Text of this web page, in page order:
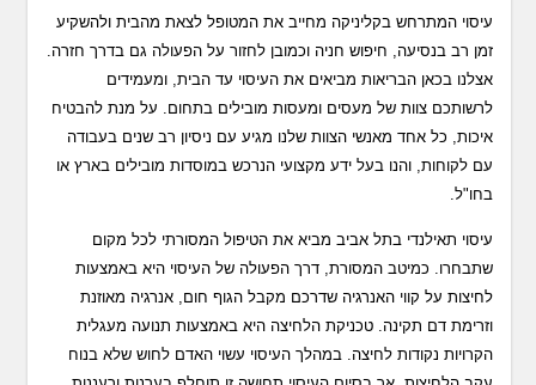
עיסוי המתרחש בקליניקה מחייב את המטופל לצאת מהבית ולהשקיע
זמן רב בנסיעה, חיפוש חניה וכמובן לחזור על הפעולה גם בדרך חזרה.
אצלנו בכאן הבריאות מביאים את העיסוי עד הבית, ומעמידים
לרשותכם צוות של מעסים ומעסות מובילים בתחום. על מנת להבטיח
איכות, כל אחד מאנשי הצוות שלנו מגיע עם ניסיון רב שנים בעבודה
עם לקוחות, והנו בעל ידע מקצועי הנרכש במוסדות מובילים בארץ או
בחו"ל.
עיסוי תאילנדי בתל אביב מביא את הטיפול המסורתי לכל מקום
שתבחרו. כמיטב המסורת, דרך הפעולה של העיסוי היא באמצעות
לחיצות על קווי האנרגיה שדרכם מקבל הגוף חום, אנרגיה מאוזנת
וזרימת דם תקינה. טכניקת הלחיצה היא באמצעות תנועה מעגלית
הקרויות נקודות לחיצה. במהלך העיסוי עשוי האדם לחוש שלא בנוח